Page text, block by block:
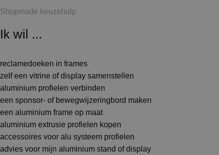
Shopmade keuzehulp
Ik wil ...
reclamedoeken in frames
zelf een vitrine of display samenstellen
aluminium profielen verbinden
een sponsor- of bewegwijzeringbord maken
een aluminium frame op maat
aluminium extrusie profielen kopen
accessoires voor alu systeem profielen
advies voor mijn aluminium stand of display